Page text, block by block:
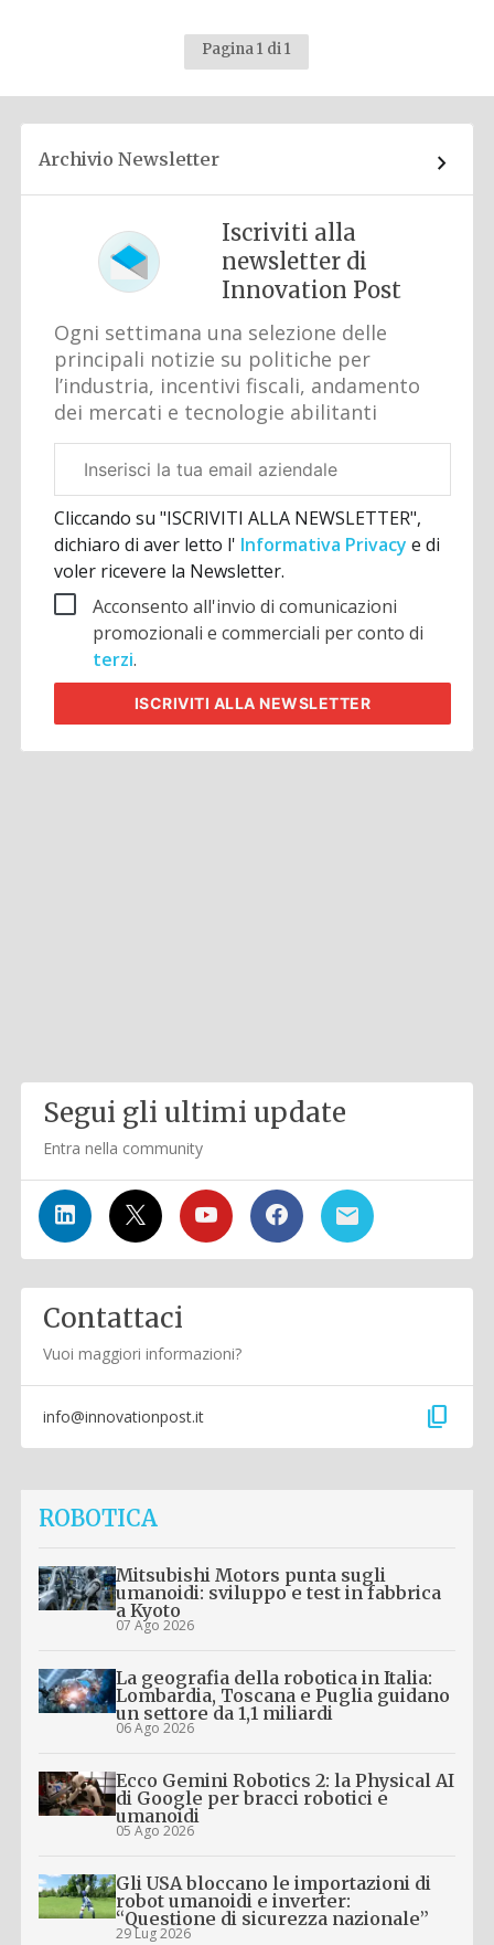
Pagina 1 di 1
Archivio Newsletter
Iscriviti alla
newsletter di
Innovation Post
Ogni settimana una selezione delle
principali notizie su politiche per
l’industria, incentivi fiscali, andamento
dei mercati e tecnologie abilitanti
aziendale
Cliccando su "ISCRIVITI ALLA NEWSLETTER",
dichiaro di aver letto l' Informativa Privacye di
voler ricevere la Newsletter.
Acconsento all'invio di comunicazioni
promozionali e commerciali per conto di
terzi.
ISCRIVITI ALLA NEWSLETTER
Segui gli ultimi update
Entra nella community
Contattaci
Vuoi maggiori informazioni?
info@innovationpost.it content_copy
ROBOTICA
Mitsubishi Motors punta sugli
umanoidi: sviluppo e test in fabbrica
a Kyoto
07 Ago 2026
La geografia della robotica in Italia:
Lombardia, Toscana e Puglia guidano
un settore da 1,1 miliardi
06 Ago 2026
Ecco Gemini Robotics 2: la Physical AI
di Google per bracci robotici e
umanoidi
05 Ago 2026
Gli USA bloccano le importazioni di
robot umanoidi e inverter:
“Questione di sicurezza nazionale”
29 Lug 2026